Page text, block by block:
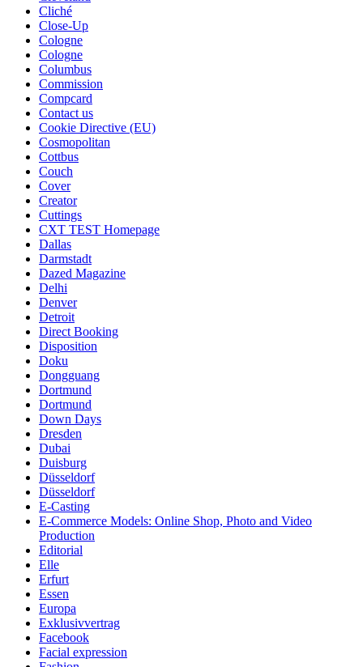
Cliché
Close-Up
Cologne
Cologne
Columbus
Commission
Compcard
Contact us
Cookie Directive (EU)
Cosmopolitan
Cottbus
Couch
Cover
Creator
Cuttings
CXT TEST Homepage
Dallas
Darmstadt
Dazed Magazine
Delhi
Denver
Detroit
Direct Booking
Disposition
Doku
Dongguang
Dortmund
Dortmund
Down Days
Dresden
Dubai
Duisburg
Düsseldorf
Düsseldorf
E-Casting
E-Commerce Models: Online Shop, Photo and Video
Production
Editorial
Elle
Erfurt
Essen
Europa
Exklusivvertrag
Facebook
Facial expression